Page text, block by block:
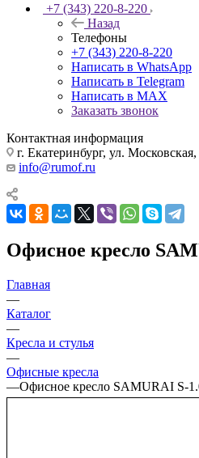
+7 (343) 220-8-220
Назад
Телефоны
+7 (343) 220-8-220
Написать в WhatsApp
Написать в Telegram
Написать в MAX
Заказать звонок
Контактная информация
г. Екатеринбург, ул. Московская,
info@rumof.ru
Офисное кресло
Главная
—
Каталог
—
Кресла и стулья
—
Офисные кресла
—Офисное кресло SAMURAI S-